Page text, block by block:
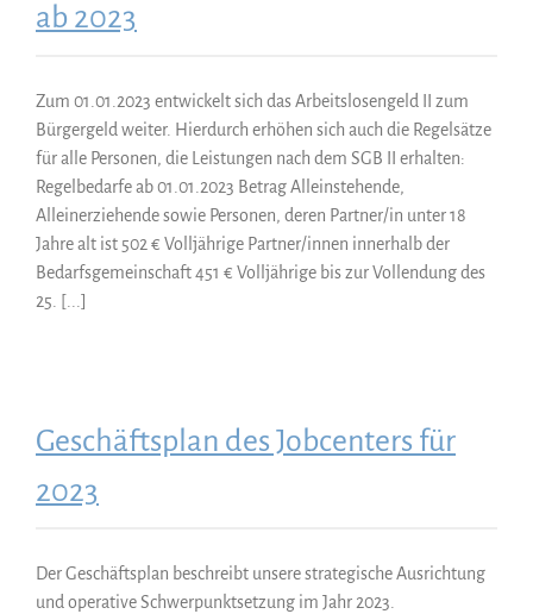
ab 2023
Zum 01.01.2023 entwickelt sich das Arbeitslosengeld II zum
Bürgergeld weiter. Hierdurch erhöhen sich auch die Regelsätze
für alle Personen, die Leistungen nach dem SGB II erhalten:
Regelbedarfe ab 01.01.2023 Betrag Alleinstehende,
Alleinerziehende sowie Personen, deren Partner/in unter 18
Jahre alt ist 502 € Volljährige Partner/innen innerhalb der
Bedarfsgemeinschaft 451 € Volljährige bis zur Vollendung des
25. [...]
Geschäftsplan des Jobcenters für
2023
Der Geschäftsplan beschreibt unsere strategische Ausrichtung
und operative Schwerpunktsetzung im Jahr 2023.